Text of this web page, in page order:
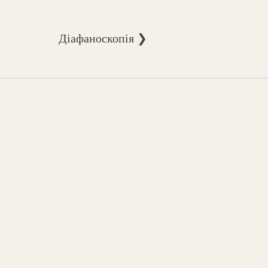
Діафаноскопія ❯